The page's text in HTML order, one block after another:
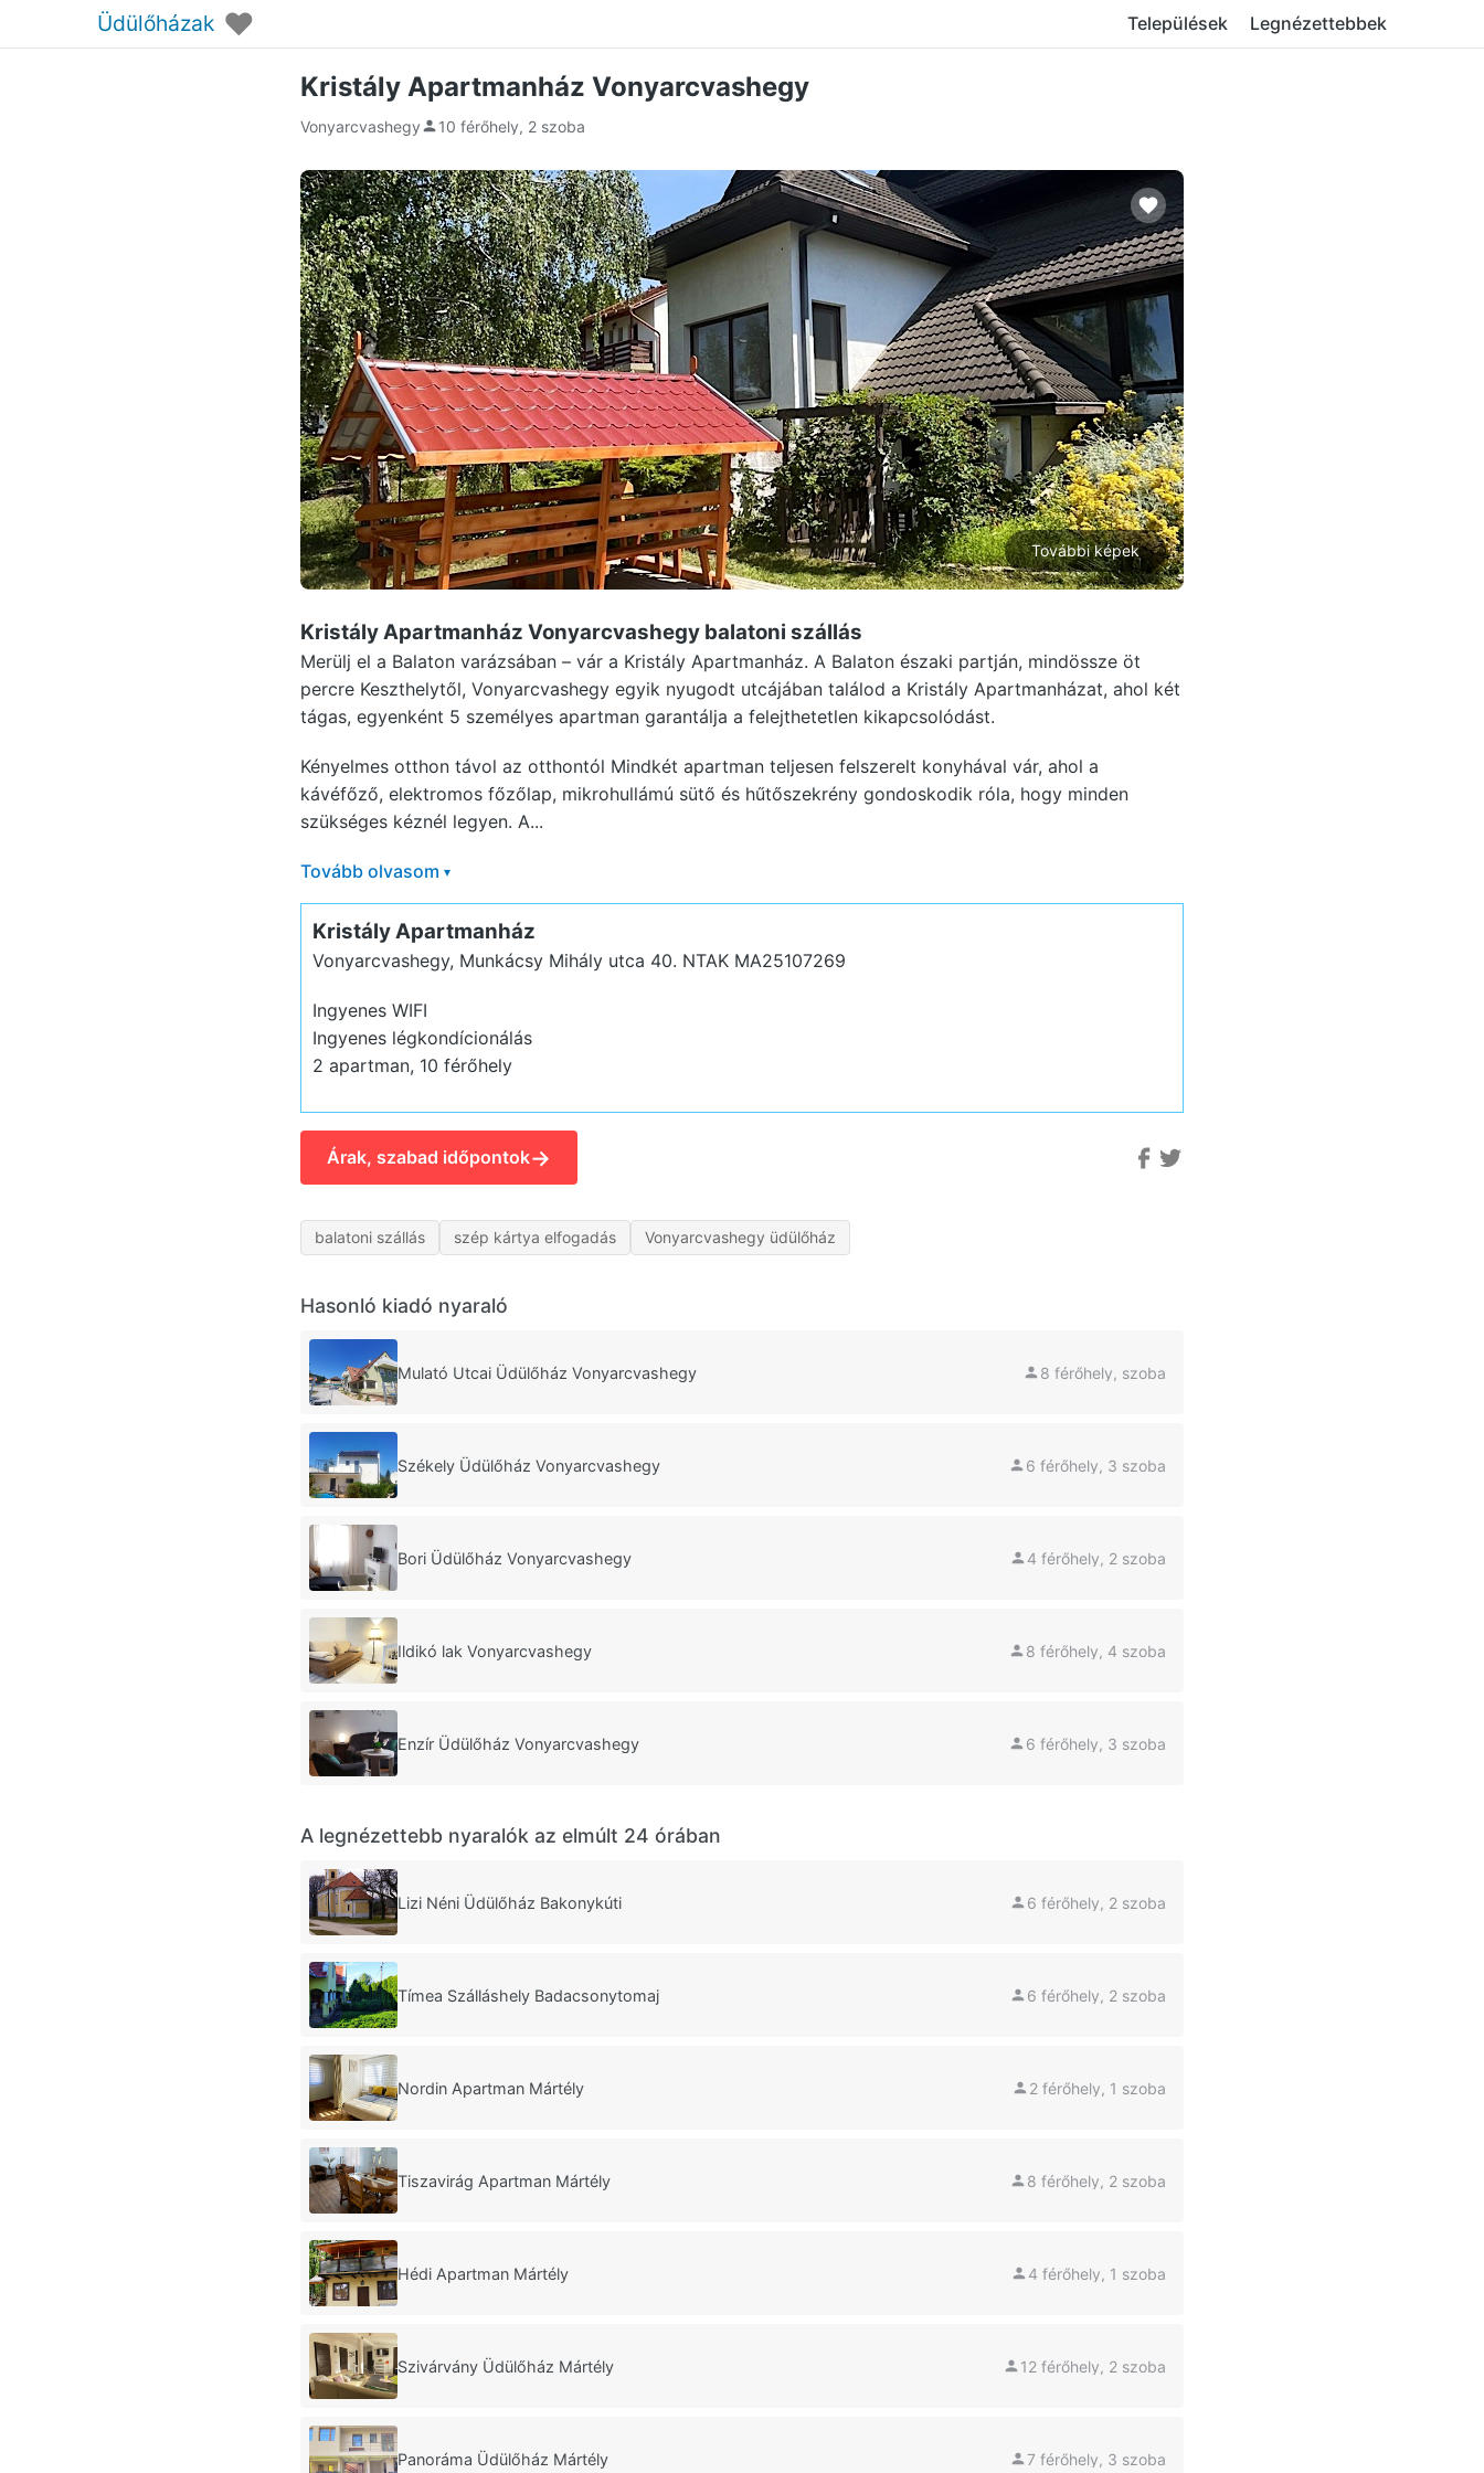
Üdülőházak ♥ Települések Legnézettebbek
Kristály Apartmanház Vonyarcvashegy
Vonyarcvashegy 10 férőhely, 2 szoba
További képek
Kristály Apartmanház Vonyarcvashegy balatoni szállás
Merülj el a Balaton varázsában – vár a Kristály Apartmanház. A Balaton északi partján, mindössze öt
percre Keszthelytől, Vonyarcvashegy egyik nyugodt utcájában találod a Kristály Apartmanházat, ahol két
tágas, egyenként 5 személyes apartman garantálja a felejthetetlen kikapcsolódást.
Kényelmes otthon távol az otthontól Mindkét apartman teljesen felszerelt konyhával vár, ahol a
kávéfőző, elektromos főzőlap, mikrohullámú sütő és hűtőszekrény gondoskodik róla, hogy minden
szükséges kéznél legyen. A...
Tovább olvasom ▾
Kristály Apartmanház
Vonyarcvashegy, Munkácsy Mihály utca 40. NTAK MA25107269
Ingyenes WIFI
Ingyenes légkondícionálás
2 apartman, 10 férőhely
Árak, szabad időpontok→
balatoni szállás szép kártya elfogadás Vonyarcvashegy üdülőház
Hasonló kiadó nyaraló
Mulató Utcai Üdülőház Vonyarcvashegy 8 férőhely, szoba
Székely Üdülőház Vonyarcvashegy 6 férőhely, 3 szoba
Bori Üdülőház Vonyarcvashegy 4 férőhely, 2 szoba
Ildikó lak Vonyarcvashegy 8 férőhely, 4 szoba
Enzír Üdülőház Vonyarcvashegy 6 férőhely, 3 szoba
A legnézettebb nyaralók az elmúlt 24 órában
Lizi Néni Üdülőház Bakonykúti 6 férőhely, 2 szoba
Tímea Szálláshely Badacsonytomaj 6 férőhely, 2 szoba
Nordin Apartman Mártély 2 férőhely, 1 szoba
Tiszavirág Apartman Mártély 8 férőhely, 2 szoba
Hédi Apartman Mártély 4 férőhely, 1 szoba
Szivárvány Üdülőház Mártély 12 férőhely, 2 szoba
Panoráma Üdülőház Mártély 7 férőhely, 3 szoba